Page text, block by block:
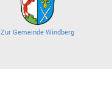
Zur Gemeinde Windberg